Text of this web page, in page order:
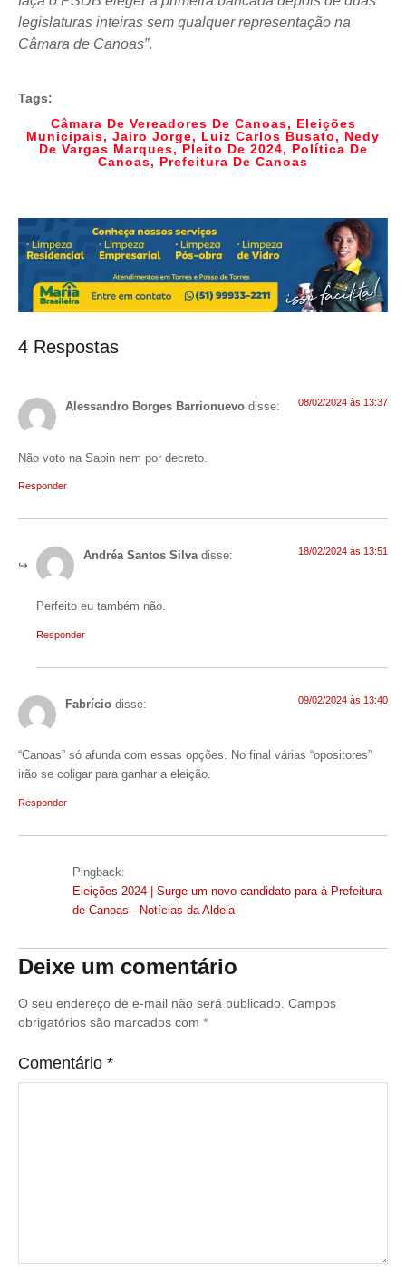
legislaturas inteiras sem qualquer representação na
Câmara de Canoas”.
Tags:
Câmara De Vereadores De Canoas, Eleições
Municipais, Jairo Jorge, Luiz Carlos Busato, Nedy
De Vargas Marques, Pleito De 2024, Política De
Canoas, Prefeitura De Canoas
4 Respostas
Alessandro Borges Barrionuevo disse: 08/02/2024 às 13:37
Não voto na Sabin nem por decreto.
Responder
Andréa Santos Silva disse: 18/02/2024 às 13:51
Perfeito eu também não.
Responder
Fabrício disse: 09/02/2024 às 13:40
“Canoas” só afunda com essas opções. No final várias “opositores”
irão se coligar para ganhar a eleição.
Responder
Pingback:
Eleições 2024 | Surge um novo candidato para à Prefeitura
de Canoas - Notícias da Aldeia
Deixe um comentário
O seu endereço de e-mail não será publicado. Campos
obrigatórios são marcados com *
Comentário *